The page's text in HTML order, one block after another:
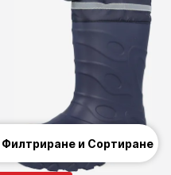
Филтриране и Сортиране